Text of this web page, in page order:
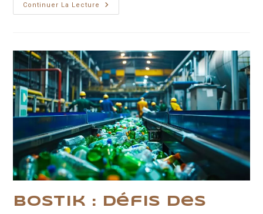
Continuer La Lecture
Karbon
Ethic
(en
CO₂e)
Bostik : défis des